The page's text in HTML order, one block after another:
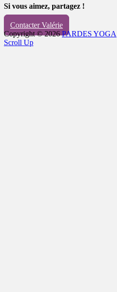
Si vous aimez, partagez !
Contacter Valérie
Copyright © 2026PARDES YOGA
Scroll Up